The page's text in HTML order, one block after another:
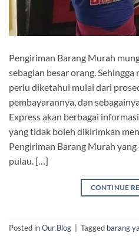
Pengiriman Barang Murah
sebagian besar orang.
perlu diketahui mulai dari
pembayarannya, dan
Express akan berbagai
yang tidak boleh dikirimkan
Pengiriman Barang Murah
pulau. […]
CONTINUE
Posted inOur Blog Tagged barang